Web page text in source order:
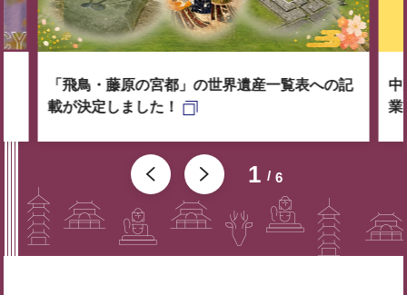
1 6
「飛鳥・藤原の宮都」の世界遺産一覧表への記
載が決定しました！
中
業